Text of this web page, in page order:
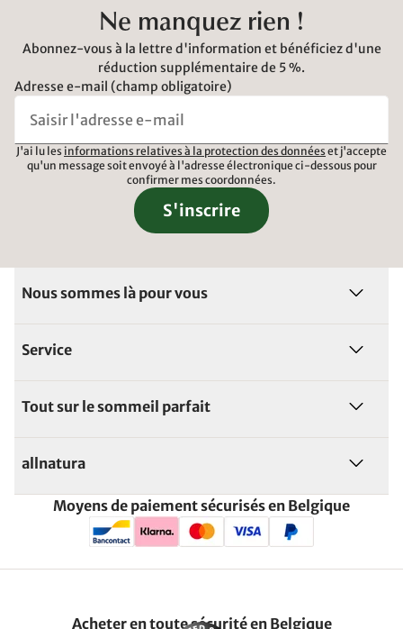
Ne manquez rien !
Abonnez-vous à la lettre d'information et bénéficiez d'une
réduction supplémentaire de 5 %.
Adresse e-mail (champ obligatoire)
J'ai lu les informations relatives à la protection des données et j'accepte
qu'un message soit envoyé à l'adresse électronique ci-dessous pour
confirmer mes coordonnées.
S'inscrire
Nous sommes là pour vous
Service
Tout sur le sommeil parfait
allnatura
Moyens de paiement sécurisés en Belgique
Acheter en toute sécurité en Belgique